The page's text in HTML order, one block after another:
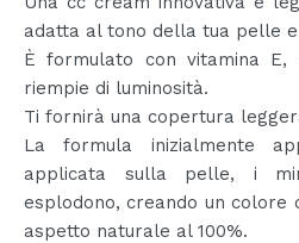
adatta al tono della tua pelle
È formulato con vitamina
riempie di luminosità.
Ti fornirà una copertura
La formula inizialmente
applicata sulla pelle, i
esplodono, creando un
aspetto naturale al 100%.